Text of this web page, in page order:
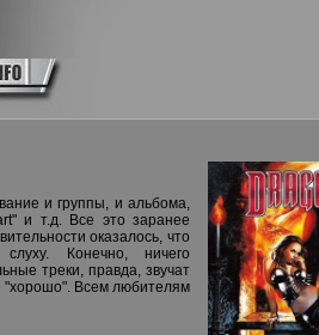
и группы, и альбома,
и т.д. Все это заранее
оказалось, что
Конечно, ничего
треки, правда, звучат
"хорошо". Всем любителям